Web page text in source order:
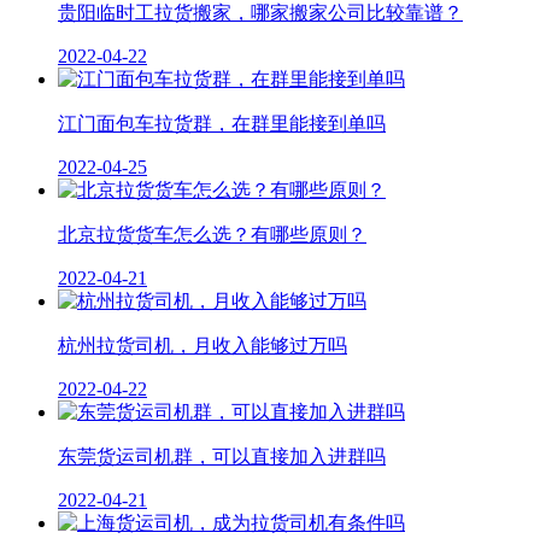
贵阳临时工拉货搬家，哪家搬家公司比较靠谱？
2022-04-22
江门面包车拉货群，在群里能接到单吗
2022-04-25
北京拉货货车怎么选？有哪些原则？
2022-04-21
杭州拉货司机，月收入能够过万吗
2022-04-22
东莞货运司机群，可以直接加入进群吗
2022-04-21